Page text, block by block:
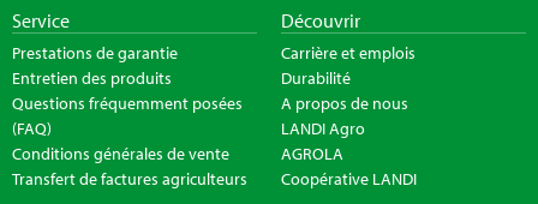
Service
Prestations de garantie
Entretien des produits
Questions fréquemment posées
(FAQ)
Conditions générales de vente
Transfert de factures agriculteurs
Découvrir
Carrière et emplois
Durabilité
A propos de nous
LANDI Agro
AGROLA
Coopérative LANDI